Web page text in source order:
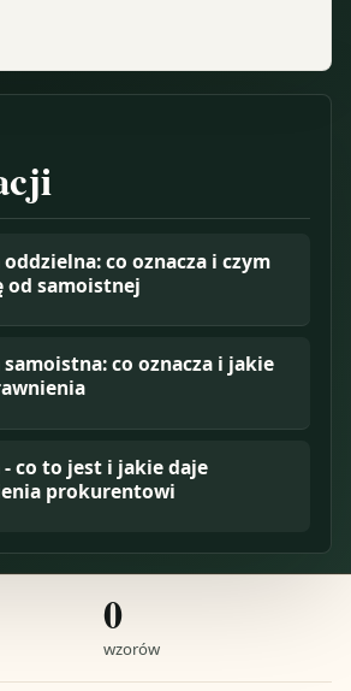
co oznacza i czym
od samoistnej
co oznacza i jakie
co to jest i jakie daje
prokurentowi
0
wzorów